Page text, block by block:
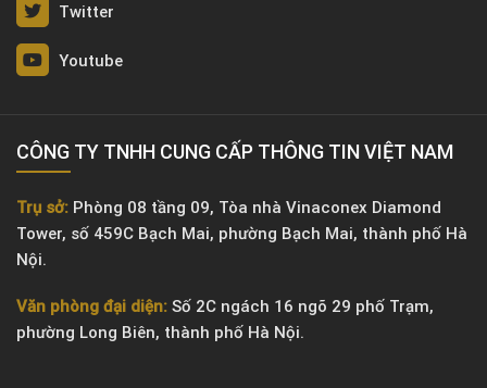
Twitter
Youtube
CÔNG TY TNHH CUNG CẤP THÔNG TIN VIỆT NAM
Trụ sở: Phòng 08 tầng 09, Tòa nhà Vinaconex Diamond
Tower, số 459C Bạch Mai, phường Bạch Mai, thành phố Hà
Nội.
Văn phòng đại diện: Số 2C ngách 16 ngõ 29 phố Trạm,
phường Long Biên, thành phố Hà Nội.